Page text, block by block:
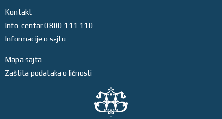
Kontakt
Info-centar 0800 111 110
Informacije o sajtu
Mapa sajta
Zaštita podataka o ličnosti